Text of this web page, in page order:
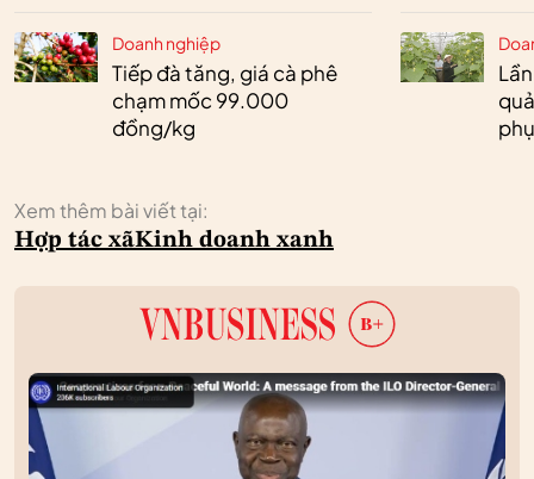
Doanh nghiệp
Tiếp đà tăng, giá cà phê
chạm mốc 99.000
đồng/kg
Xem thêm bài viết tại:
Hợp tác xãKinh doanh xanh